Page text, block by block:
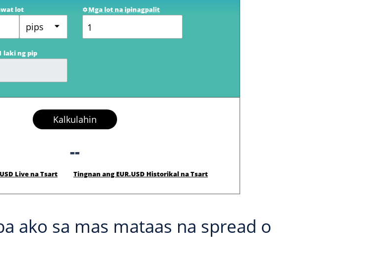
lot
pips
Mga lot na ipinagpalit
laki ng pip
Kalkulahin
--
Live na Tsart Tingnan ang EUR.USD Historikal na Tsart
ako sa mas mataas na spread o